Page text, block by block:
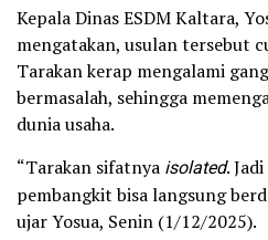
Kepala Dinas ESDM Kaltara,
mengatakan, usulan tersebut
Tarakan kerap mengalami
bermasalah, sehingga
dunia usaha.
“Tarakan sifatnya isolated.
pembangkit bisa langsung
ujar Yosua, Senin (1/12/2025).